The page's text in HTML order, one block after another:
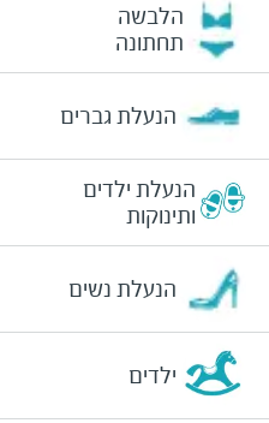
הלבשה
תחתונה
הנעלת גברים
הנעלת ילדים
ותינוקות
הנעלת נשים
ילדים